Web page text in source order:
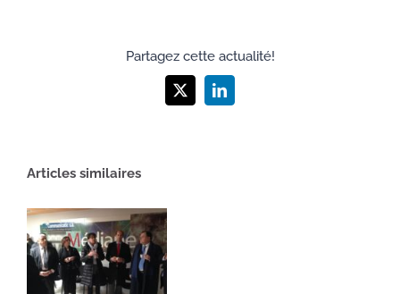
Partagez cette actualité!
X LinkedIn
Articles similaires